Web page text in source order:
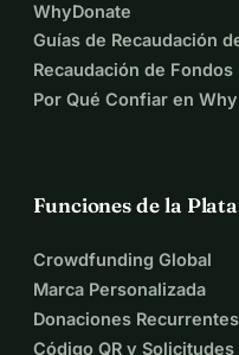
WhyDonate
Guías de Recaudación
Recaudación de
Por Qué Confiar en
Funciones de la
Crowdfunding Global
Marca Personalizada
Donaciones Recurrentes
Código QR y Solicitudes